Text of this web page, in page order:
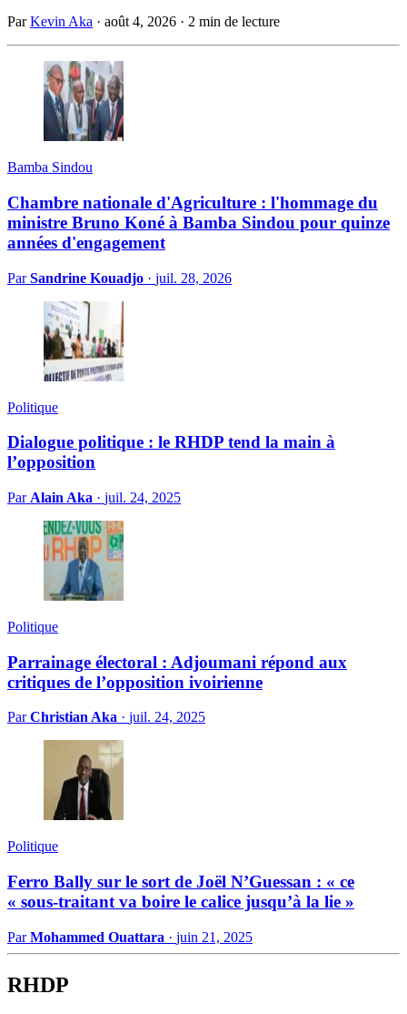
ParKevin Aka · août 4, 2026 · 2 min de lecture
Bamba Sindou
Chambre nationale d'Agriculture : l'hommage du
ministre Bruno Koné à Bamba Sindou pour quinze
années d'engagement
ParSandrine Kouadjo · juil. 28, 2026
Politique
Dialogue politique : le RHDP tend la main à
l’opposition
Par Alain Aka · juil. 24, 2025
Politique
Parrainage électoral : Adjoumani répond aux
critiques de l’opposition ivoirienne
ParChristian Aka · juil. 24, 2025
Politique
Ferro Bally sur le sort de Joël N’Guessan : « ce
« sous-traitant va boire le calice jusqu’à la lie »
ParMohammed Ouattara · juin 21, 2025
RHDP